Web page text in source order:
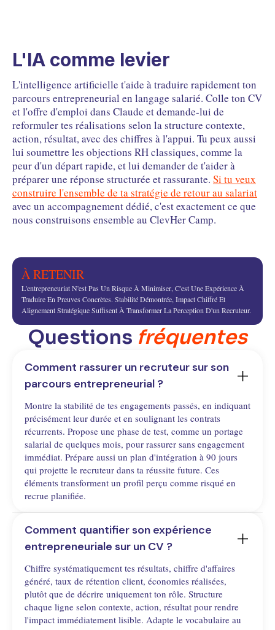
L'IA comme levier
L'intelligence artificielle t'aide à traduire rapidement ton
parcours entrepreneurial en langage salarié. Colle ton CV
et l'offre d'emploi dans Claude et demande-lui de
reformuler tes réalisations selon la structure contexte,
action, résultat, avec des chiffres à l'appui. Tu peux aussi
lui soumettre les objections RH classiques, comme la
peur d'un départ rapide, et lui demander de t'aider à
préparer une réponse structurée et rassurante. Si tu veux
construire l'ensemble de ta stratégie de retour au salariat
avec un accompagnement dédié, c'est exactement ce que
nous construisons ensemble au ClevHer Camp.
À RETENIR
L'entrepreneuriat N'est Pas Un Risque À Minimiser, C'est Une Expérience À
Traduire En Preuves Concrètes. Stabilité Démontrée, Impact Chiffré Et
Alignement Stratégique Suffisent À Transformer La Perception D'un Recruteur.
Questions fréquentes
Comment rassurer un recruteur sur son
parcours entrepreneurial ?
Montre la stabilité de tes engagements passés, en indiquant
précisément leur durée et en soulignant les contrats
récurrents. Propose une phase de test, comme un portage
salarial de quelques mois, pour rassurer sans engagement
immédiat. Prépare aussi un plan d'intégration à 90 jours
qui projette le recruteur dans ta réussite future. Ces
éléments transforment un profil perçu comme risqué en
recrue planifiée.
Comment quantifier son expérience
entrepreneuriale sur un CV ?
Chiffre systématiquement tes résultats, chiffre d'affaires
généré, taux de rétention client, économies réalisées,
plutôt que de décrire uniquement ton rôle. Structure
chaque ligne selon contexte, action, résultat pour rendre
l'impact immédiatement lisible. Adapte le vocabulaire au